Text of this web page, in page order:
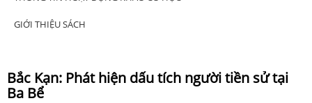
GIỚI THIỆU SÁCH
Bắc Kạn: Phát hiện dấu tích người tiền sử tại
Ba Bể